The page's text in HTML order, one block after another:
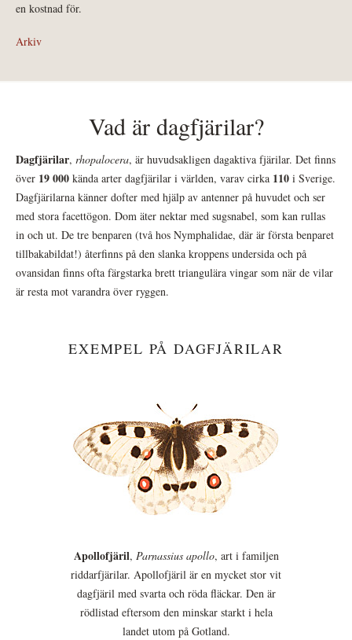
en kostnad för.
Arkiv
Vad är dagfjärilar?
Dagfjärilar, rhopalocera, är huvudsakligen dagaktiva fjärilar. Det finns
över 19 000 kända arter dagfjärilar i världen, varav cirka 110 i Sverige.
Dagfjärilarna känner dofter med hjälp av antenner på huvudet och ser
med stora facettögon. Dom äter nektar med sugsnabel, som kan rullas
in och ut. De tre benparen (två hos Nymphalidae, där är första benparet
tillbakabildat!) återfinns på den slanka kroppens undersida och på
ovansidan finns ofta färgstarka brett triangulära vingar som när de vilar
är resta mot varandra över ryggen.
EXEMPEL PÅ DAGFJÄRILAR
Apollofjäril, Parnassius apollo, art i familjen
riddarfjärilar. Apollofjäril är en mycket stor vit
dagfjäril med svarta och röda fläckar. Den är
rödlistad eftersom den minskar starkt i hela
landet utom på Gotland.